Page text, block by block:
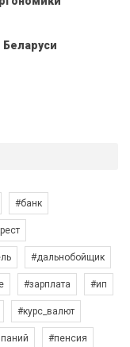
Беларуси
#банк
#дальнобойщик
#зарплата #ип
#курс_валют
#пенсия